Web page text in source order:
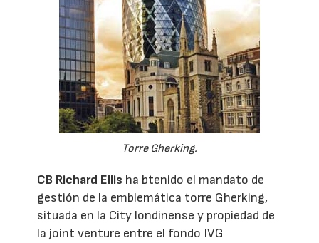
Torre Gherking.
CB Richard Ellis ha btenido el mandato de
gestión de la emblemática torre Gherking,
situada en la City londinense y propiedad de
la joint venture entre el fondo IVG